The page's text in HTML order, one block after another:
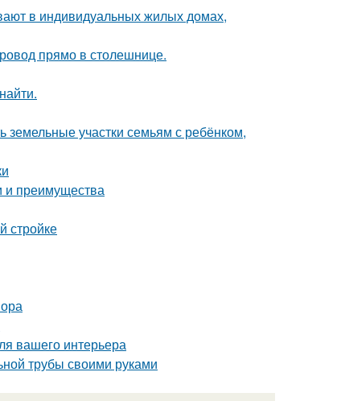
в индивидуальных жилых домах,
прямо в столешнице.
земельные участки семьям с ребёнком,
и преимущества
стройке
вашего интерьера
трубы своими руками